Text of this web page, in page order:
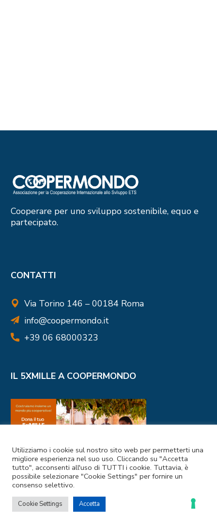
Cooperare per uno sviluppo sostenibile, equo e
partecipato.
CONTATTI
Via Torino 146 – 00184 Roma
info@coopermondo.it
+39 06 68000323
IL 5XMILLE A COOPERMONDO
I NOSTRI CANALI SOCIAL
Utilizziamo i cookie sul nostro sito web per permetterti una
migliore esperienza nel suo uso. Cliccando su "Accetta
tutto", acconsenti all'uso di TUTTI i cookie. Tuttavia, è
possibile selezionare "Cookie Settings" per fornire un
consenso selettivo.
Cookie Settings Accetta